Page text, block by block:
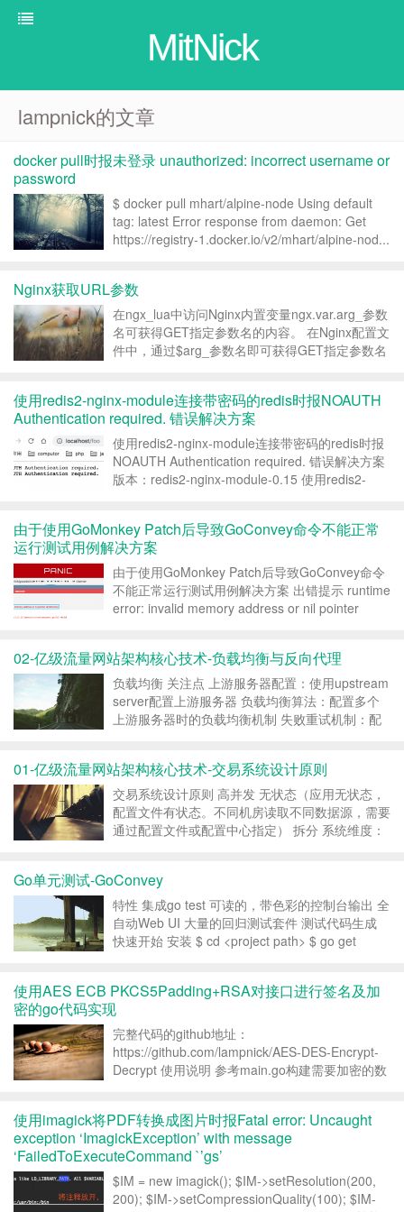
MitNick
lampnick的文章
docker pull时报未登录 unauthorized: incorrect username or
password
$ docker pull mhart/alpine-node Using default
tag: latest Error response from daemon: Get
https://registry-1.docker.io/v2/mhart/alpine-nod...
Nginx获取URL参数
在ngx_lua中访问Nginx内置变量ngx.var.arg_参数
名可获得GET指定参数名的内容。 在Nginx配置文
件中，通过$arg_参数名即可获得GET指定参数名
使用redis2-nginx-module连接带密码的redis时报NOAUTH
Authentication required. 错误解决方案
使用redis2-nginx-module连接带密码的redis时报
NOAUTH Authentication required. 错误解决方案
版本：redis2-nginx-module-0.15 使用redis2-
由于使用GoMonkey Patch后导致GoConvey命令不能正常
运行测试用例解决方案
由于使用GoMonkey Patch后导致GoConvey命令
不能正常运行测试用例解决方案 出错提示 runtime
error: invalid memory address or nil pointer
02-亿级流量网站架构核心技术-负载均衡与反向代理
负载均衡 关注点 上游服务器配置：使用upstream
server配置上游服务器 负载均衡算法：配置多个
上游服务器时的负载均衡机制 失败重试机制：配
康检查/心跳检查 nginx提供的...
01-亿级流量网站架构核心技术-交易系统设计原则
交易系统设计原则 高并发 无状态（应用无状态，
配置文件有状态。不同机房读取不同数据源，需要
通过配置文件或配置中心指定） 拆分 系统维度：
化：进程内服务->单机远程服务-...
Go单元测试-GoConvey
特性 集成go test 可读的，带色彩的控制台输出 全
自动Web UI 大量的回归测试套件 测试代码生成
快速开始 安装 $ cd <project path> $ go get
使用AES ECB PKCS5Padding+RSA对接口进行签名及加
密的go代码实现
完整代码的github地址：
https://github.com/lampnick/AES-DES-Encrypt-
Decrypt 使用说明 参考main.go构建需要加密的数
AES（ECB...
使用imagick将PDF转换成图片时报Fatal error: Uncaught
exception ‘ImagickException’ with message
‘FailedToExecuteCommand `’gs’
$IM = new imagick(); $IM->setResolution(200,
200); $IM->setCompressionQuality(100); $IM-